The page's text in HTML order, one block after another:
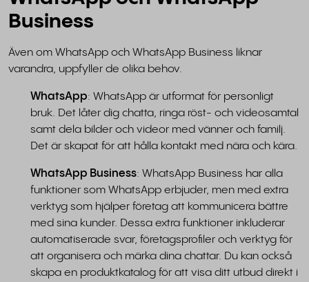
Business
Även om WhatsApp och WhatsApp Business liknar
varandra, uppfyller de olika behov.
WhatsApp: WhatsApp är utformat för personligt
bruk. Det låter dig chatta, ringa röst- och videosamtal
samt dela bilder och videor med vänner och familj.
Det är skapat för att hålla kontakt med nära och kära.
WhatsApp Business: WhatsApp Business har alla
funktioner som WhatsApp erbjuder, men med extra
verktyg som hjälper företag att kommunicera bättre
med sina kunder. Dessa extra funktioner inkluderar
automatiserade svar, företagsprofiler och verktyg för
att organisera och märka dina chattar. Du kan också
skapa en produktkatalog för att visa ditt utbud direkt i